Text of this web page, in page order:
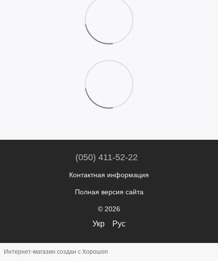
(050) 411-52-22
Контактная информация
Полная версия сайта
© 2026
Укр Рус
Интернет-магазин создан с Хорошоп